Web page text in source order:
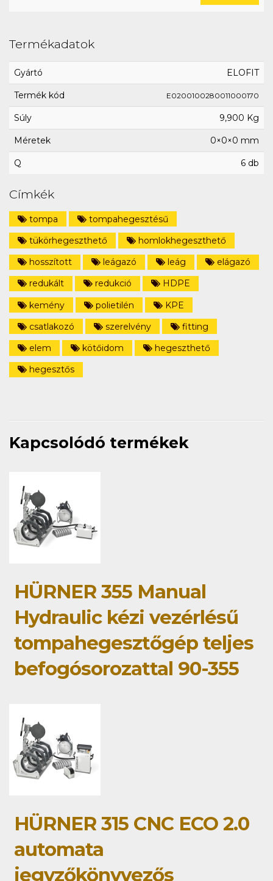
Termékadatok
Gyártó ELOFIT
Termék kód E0200100280011000170
Súly 9,900 Kg
Méretek 0×0×0 mm
Q 6 db
Címkék
tompa
tompahegesztésű
tükörhegeszthető
homlokhegeszthető
hosszított
leágazó leág
elágazó
redukált
redukció
HDPE
kemény
polietilén
KPE
csatlakozó
szerelvény
fitting
elem
kötőidom
hegeszthető
hegesztős
Kapcsolódó termékek
HÜRNER 355 Manual
Hydraulic kézi vezérlésű
tompahegesztőgép teljes
befogósorozattal 90-355
HÜRNER 315 CNC ECO 2.0
automata
jegyzőkönyvezős